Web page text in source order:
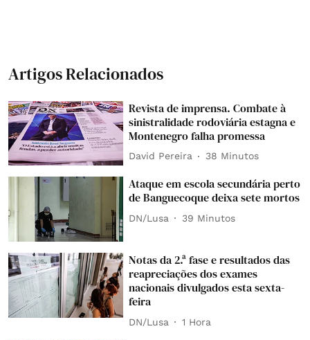
Artigos Relacionados
Revista de imprensa. Combate à
sinistralidade rodoviária estagna e
Montenegro falha promessa
David Pereira 38 Minutos
Ataque em escola secundária perto
de Banguecoque deixa sete mortos
DN/Lusa 39 Minutos
Notas da 2.ª fase e resultados das
reapreciações dos exames
nacionais divulgados esta sexta-
feira
DN/Lusa 1 Hora